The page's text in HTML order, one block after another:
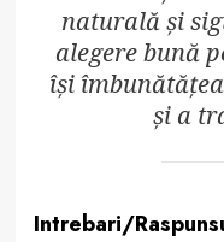
naturală și
alegere bună
își
și a
Intrebari/